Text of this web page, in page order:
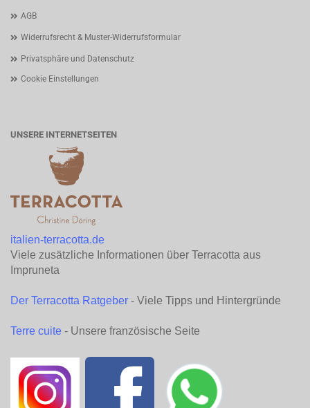
AGB
Widerrufsrecht & Muster-Widerrufsformular
Privatsphäre und Datenschutz
Cookie Einstellungen
UNSERE INTERNETSEITEN
italien-terracotta.de
Viele zusätzliche Informationen über Terracotta aus
Impruneta
Der Terracotta Ratgeber - Viele Tipps und Hintergründe
Terre cuite - Unsere französische Seite